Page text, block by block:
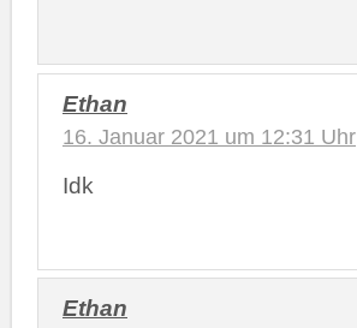
Ethan
16. Januar 2021 um 12:31 Uhr
Idk
Ethan